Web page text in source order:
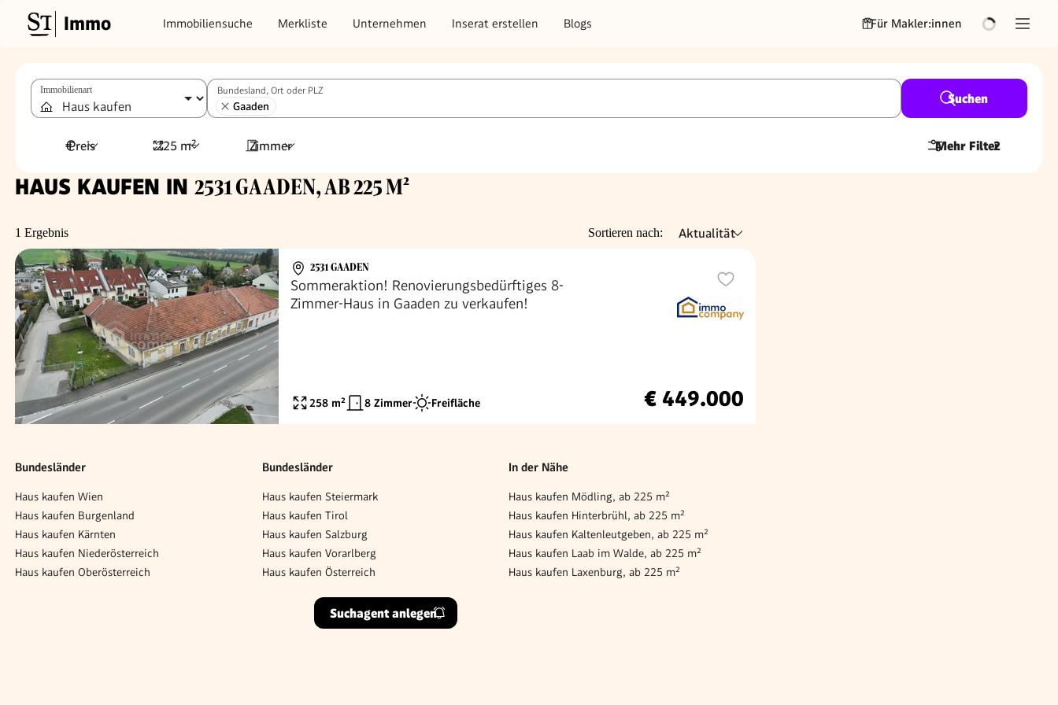
Immo Immobiliensuche Merkliste Unternehmen Inserat erstellen Blogs Für Makler:innen
Immobilienart Bundesland, Ort oder PLZ
Gaaden
Suchen
Preis 225 m² Zimmer Mehr Filter
2
HAUS KAUFEN IN 2531 GAADEN, AB 225 M²
1 Ergebnis Sortieren nach: Aktualität
2531 GAADEN
Sommeraktion! Renovierungsbedürftiges 8-
Zimmer-Haus in Gaaden zu verkaufen!
258 m² 8 Zimmer Freifläche € 449.000
Bundesländer
Haus kaufen Wien
Haus kaufen Burgenland
Haus kaufen Kärnten
Haus kaufen Niederösterreich
Haus kaufen Oberösterreich
Bundesländer
Haus kaufen Steiermark
Haus kaufen Tirol
Haus kaufen Salzburg
Haus kaufen Vorarlberg
Haus kaufen Österreich
In der Nähe
Haus kaufen Mödling, ab 225 m²
Haus kaufen Hinterbrühl, ab 225 m²
Haus kaufen Kaltenleutgeben, ab 225 m²
Haus kaufen Laab im Walde, ab 225 m²
Haus kaufen Laxenburg, ab 225 m²
Suchagent anlegen